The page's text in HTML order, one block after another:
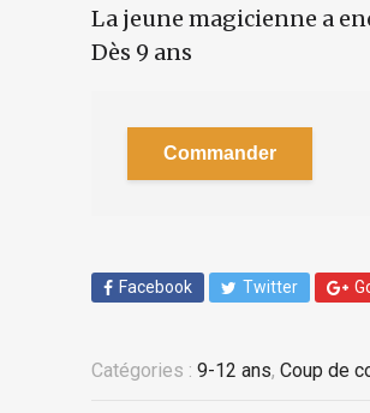
La jeune magicienne a
Dès 9 ans
Commander
Facebook Twitter
Catégories : 9-12 ans, Coup de